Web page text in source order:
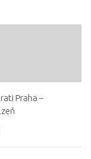
Praha –